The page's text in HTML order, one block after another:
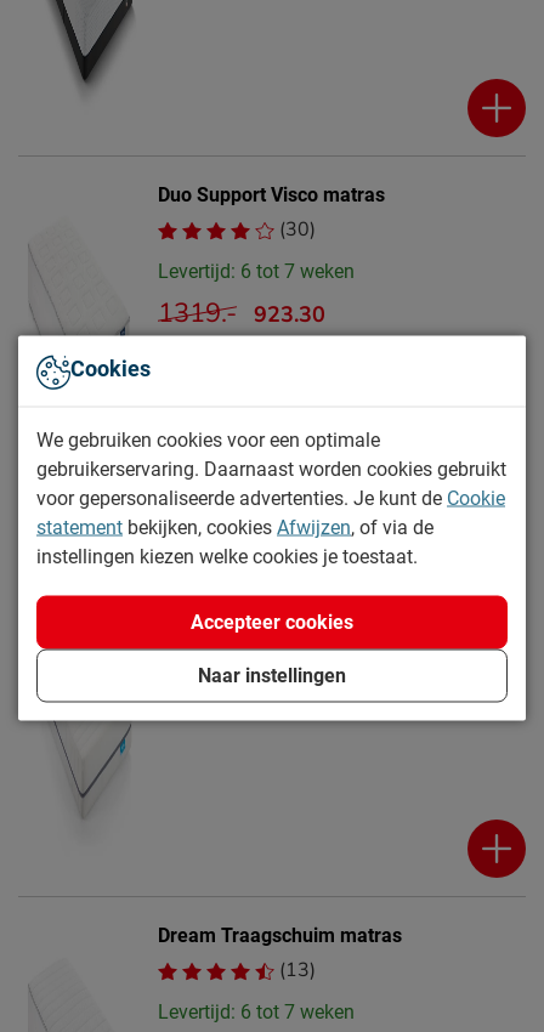
Duo Support Visco matras
(30)
Levertijd: 6 tot 7 weken
1319.- 923.30
Relax Traagschuim matras
(12)
749.-
Dream Traagschuim matras
(13)
Levertijd: 6 tot 7 weken
Cookies
We gebruiken cookies voor een optimale
gebruikerservaring. Daarnaast worden cookies gebruikt
voor gepersonaliseerde advertenties. Je kunt de Cookie
statement bekijken, cookies Afwijzen, of via de
instellingen kiezen welke cookies je toestaat.
Naar instellingen
Accepteer cookies